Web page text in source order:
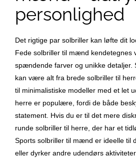
personlighed
Det rigtige par solbriller kan løfte dit
Fede solbriller til mænd kendetegnes
spændende farver og unikke detaljer.
kan være alt fra brede solbriller til
til minimalistiske modeller med et let
herre er populære, fordi de både
statement. Hvis du er til det mere
runde solbriller til herre, der har et
Sports solbriller til mænd er ideelle til
eller dyrker andre udendørs